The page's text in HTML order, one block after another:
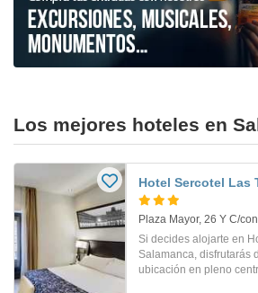
Los mejores hoteles en
Hotel Sercotel Las
Plaza Mayor, 26 Y C/
Si decides alojarte en
Salamanca, disfrutarás
ubicación en pleno